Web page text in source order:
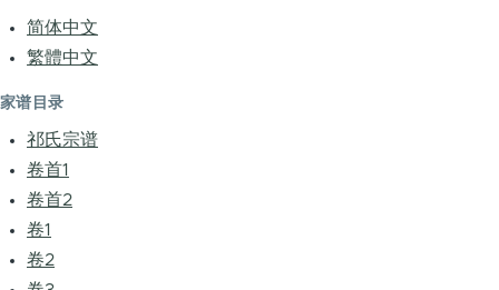
简体中文
繁體中文
家谱目录
祁氏宗谱
卷首1
卷首2
卷1
卷2